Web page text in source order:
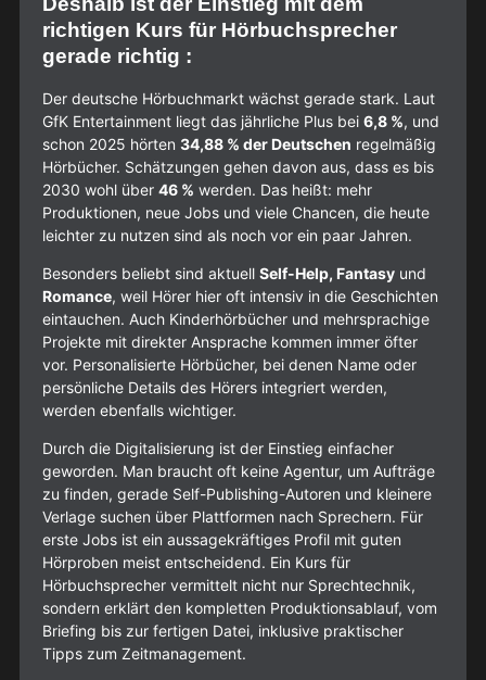
richtigen Kurs für Hörbuchsprecher
gerade richtig :
Der deutsche Hörbuchmarkt wächst gerade stark. Laut
GfK Entertainment liegt das jährliche Plus bei 6,8 %, und
schon 2025 hörten 34,88 % der Deutschen regelmäßig
Hörbücher. Schätzungen gehen davon aus, dass es bis
2030 wohl über 46 % werden. Das heißt: mehr
Produktionen, neue Jobs und viele Chancen, die heute
leichter zu nutzen sind als noch vor ein paar Jahren.
Besonders beliebt sind aktuell Self-Help, Fantasy und
Romance, weil Hörer hier oft intensiv in die Geschichten
eintauchen. Auch Kinderhörbücher und mehrsprachige
Projekte mit direkter Ansprache kommen immer öfter
vor. Personalisierte Hörbücher, bei denen Name oder
persönliche Details des Hörers integriert werden,
werden ebenfalls wichtiger.
Durch die Digitalisierung ist der Einstieg einfacher
geworden. Man braucht oft keine Agentur, um Aufträge
zu finden, gerade Self-Publishing-Autoren und kleinere
Verlage suchen über Plattformen nach Sprechern. Für
erste Jobs ist ein aussagekräftiges Profil mit guten
Hörproben meist entscheidend. Ein Kurs für
Hörbuchsprecher vermittelt nicht nur Sprechtechnik,
sondern erklärt den kompletten Produktionsablauf, vom
Briefing bis zur fertigen Datei, inklusive praktischer
Tipps zum Zeitmanagement.